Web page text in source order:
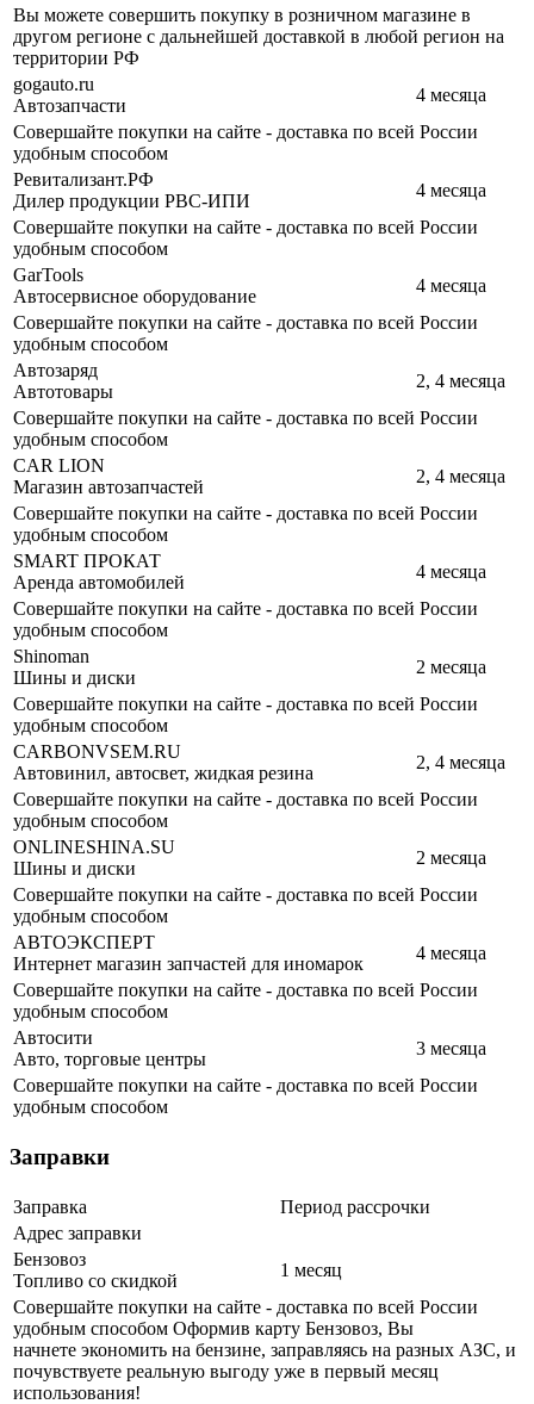
Вы можете совершить покупку в розничном магазине в
другом регионе с дальнейшей доставкой в любой регион на
территории РФ
gogauto.ru
Автозапчасти
4 месяца
Совершайте покупки на сайте - доставка по всей России
удобным способом
Ревитализант.РФ
Дилер продукции РВС-ИПИ
4 месяца
Совершайте покупки на сайте - доставка по всей России
удобным способом
GarTools
Автосервисное оборудование
4 месяца
Совершайте покупки на сайте - доставка по всей России
удобным способом
Автозаряд
Автотовары
2, 4 месяца
Совершайте покупки на сайте - доставка по всей России
удобным способом
CAR LION
Магазин автозапчастей
2, 4 месяца
Совершайте покупки на сайте - доставка по всей России
удобным способом
SMART ПРОКАТ
Аренда автомобилей
4 месяца
Совершайте покупки на сайте - доставка по всей России
удобным способом
Shinoman
Шины и диски
2 месяца
Совершайте покупки на сайте - доставка по всей России
удобным способом
CARBONVSEM.RU
Автовинил, автосвет, жидкая резина
2, 4 месяца
Совершайте покупки на сайте - доставка по всей России
удобным способом
ONLINESHINA.SU
Шины и диски
2 месяца
Совершайте покупки на сайте - доставка по всей России
удобным способом
АВТОЭКСПЕРТ
Интернет магазин запчастей для иномарок
4 месяца
Совершайте покупки на сайте - доставка по всей России
удобным способом
Автосити
Авто, торговые центры
3 месяца
Совершайте покупки на сайте - доставка по всей России
удобным способом
Заправки
Заправка
Период рассрочки
Адрес заправки
Бензовоз
Топливо со скидкой
1 месяц
Совершайте покупки на сайте - доставка по всей России
удобным способом Оформив карту Бензовоз, Вы
начнете экономить на бензине, заправляясь на разных АЗС, и
почувствуете реальную выгоду уже в первый месяц
использования!